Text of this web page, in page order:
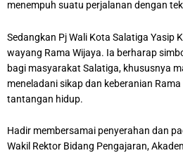
menempuh suatu perjalanan dengan
Sedangkan Pj Wali Kota Salatiga Yasip
wayang Rama Wijaya. Ia berharap
bagi masyarakat Salatiga, khususnya
meneladani sikap dan keberanian
tantangan hidup.
Hadir membersamai penyerahan dan
Wakil Rektor Bidang Pengajaran,